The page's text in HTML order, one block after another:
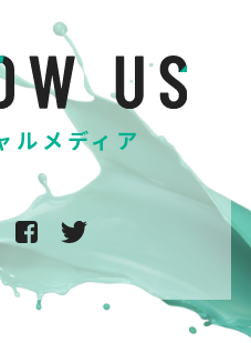
ルメディア